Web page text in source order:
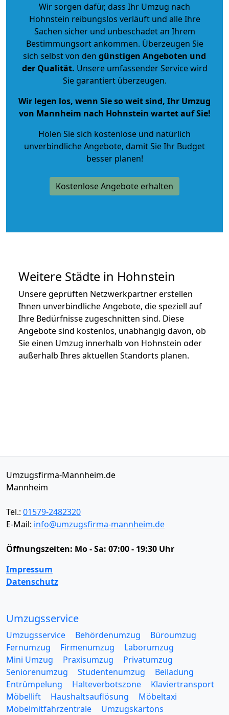
Wir sorgen dafür, dass Ihr Umzug nach
Hohnstein reibungslos verläuft und alle Ihre
Sachen sicher und unbeschadet an Ihrem
Bestimmungsort ankommen. Überzeugen Sie
sich selbst von den günstigen Angeboten und
der Qualität. Unsere umfassender Service wird
Sie garantiert überzeugen.
Wir legen los, wenn Sie so weit sind, Ihr Umzug
von Mannheim nach Hohnstein wartet auf Sie!
Holen Sie sich kostenlose und natürlich
unverbindliche Angebote, damit Sie Ihr Budget
besser planen!
Kostenlose Angebote erhalten
Weitere Städte in Hohnstein
Unsere geprüften Netzwerkpartner erstellen
Ihnen unverbindliche Angebote, die speziell auf
Ihre Bedürfnisse zugeschnitten sind. Diese
Angebote sind kostenlos, unabhängig davon, ob
Sie einen Umzug innerhalb von Hohnstein oder
außerhalb Ihres aktuellen Standorts planen.
Umzugsfirma-Mannheim.de
Mannheim
Tel.: 01579-2482320
E-Mail: info@umzugsfirma-mannheim.de
Öffnungszeiten: Mo - Sa: 07:00 - 19:30 Uhr
Impressum
Datenschutz
Umzugsservice
Umzugsservice Behördenumzug
Büroumzug
Fernumzug
Firmenumzug
Laborumzug
Mini Umzug
Praxisumzug
Privatumzug
Seniorenumzug
Studentenumzug
Beiladung
Entrümpelung
Halteverbotszone
Klaviertransport
Möbellift
Haushaltsauflösung
Möbeltaxi
Möbelmitfahrzentrale
Umzugskartons